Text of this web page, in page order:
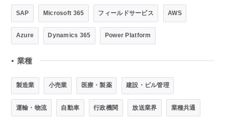
SAP Microsoft 365 フィールドサービス AWS
Azure Dynamics 365 Power Platform
● 業種
製造業 小売業 医療・製薬 建設・ビル管理
運輸・物流 自動車 行政機関 放送業界 業種共通